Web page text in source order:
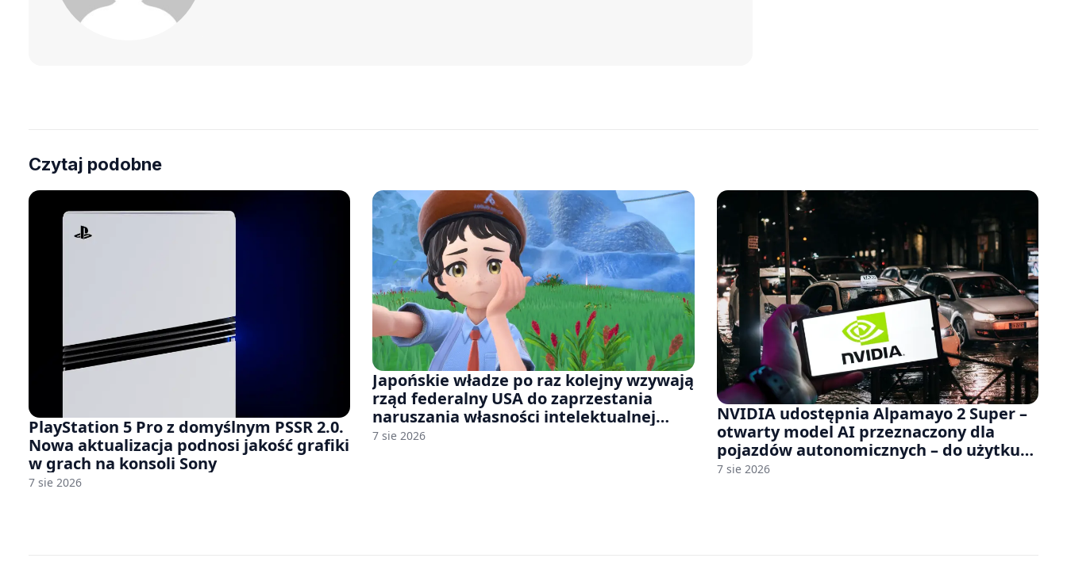
Czytaj podobne
PlayStation 5 Pro z domyślnym PSSR 2.0.
Nowa aktualizacja podnosi jakość grafiki
w grach na konsoli Sony
7 sie 2026
Japońskie władze po raz kolejny wzywają
rząd federalny USA do zaprzestania
naruszania własności intelektualnej
japońskich gier i anime
7 sie 2026
NVIDIA udostępnia Alpamayo 2 Super –
otwarty model AI przeznaczony dla
pojazdów autonomicznych – do użytku
komercyjnego
7 sie 2026